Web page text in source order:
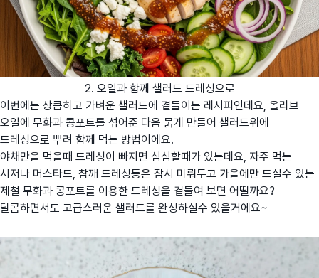
2. 오일과 함께 샐러드 드레싱으로
이번에는 상큼하고 가벼운 샐러드에 곁들이는 레시피인데요, 올리브
오일에 무화과 콩포트를 섞어준 다음 묽게 만들어 샐러드위에
드레싱으로 뿌려 함께 먹는 방법이에요.
야채만을 먹을때 드레싱이 빠지면 심심할때가 있는데요, 자주 먹는
시저나 머스타드, 참깨 드레싱등은 잠시 미뤄두고 가을에만 드실수 있는
제철 무화과 콩포트를 이용한 드레싱을 곁들여 보면 어떨까요?
달콤하면서도 고급스러운 샐러드를 완성하실수 있을거에요~